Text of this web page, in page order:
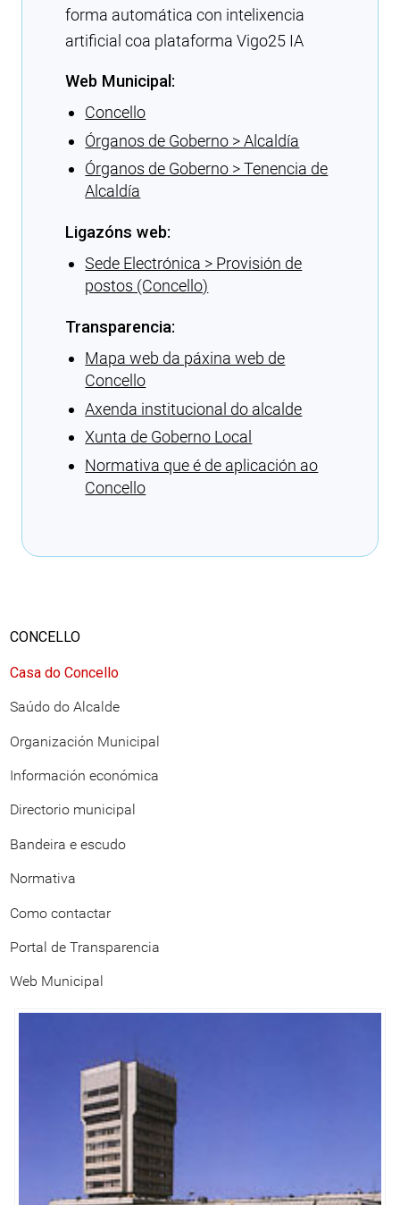
forma automática con intelixencia
artificial coa plataforma Vigo25 IA
Web Municipal:
Concello
Órganos de Goberno > Alcaldía
Órganos de Goberno > Tenencia de
Alcaldía
Ligazóns web:
Sede Electrónica > Provisión de
postos (Concello)
Transparencia:
Mapa web da páxina web de
Concello
Axenda institucional do alcalde
Xunta de Goberno Local
Normativa que é de aplicación ao
Concello
CONCELLO
Casa do Concello
Saúdo do Alcalde
Organización Municipal
Información económica
Directorio municipal
Bandeira e escudo
Normativa
Como contactar
Portal de Transparencia
Web Municipal